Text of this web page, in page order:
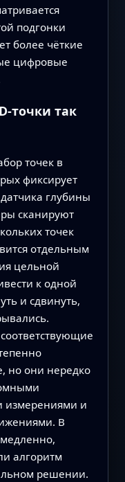
подгонки
более чёткие
цифровые
так
точек в
фиксирует
глубины
сканируют
точек
отдельным
цельной
к одной
и сдвинуть,
но они нередко
и
В
алгоритм
решении.